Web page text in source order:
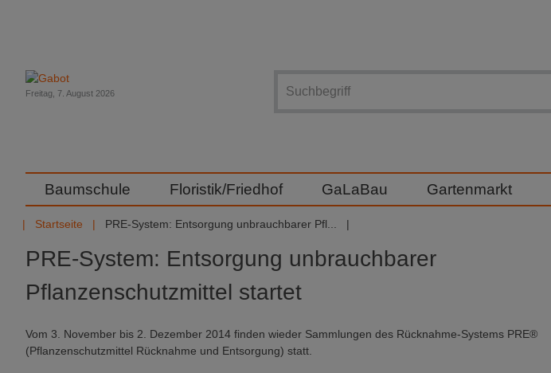
Freitag, 7. August 2026
Baumschule Floristik/Friedhof GaLaBau Gartenmarkt
Startseite PRE-System: Entsorgung unbrauchbarer Pfl...
PRE-System: Entsorgung unbrauchbarer
Pflanzenschutzmittel startet
Vom 3. November bis 2. Dezember 2014 finden wieder Sammlungen des Rücknahme-Systems PRE®
(Pflanzenschutzmittel Rücknahme und Entsorgung) statt.